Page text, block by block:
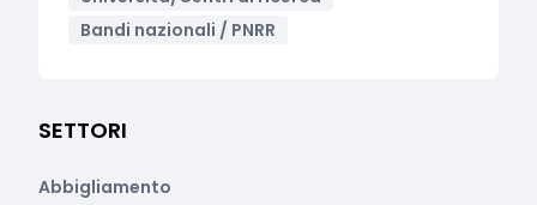
Bandi nazionali / PNRR
SETTORI
Abbigliamento